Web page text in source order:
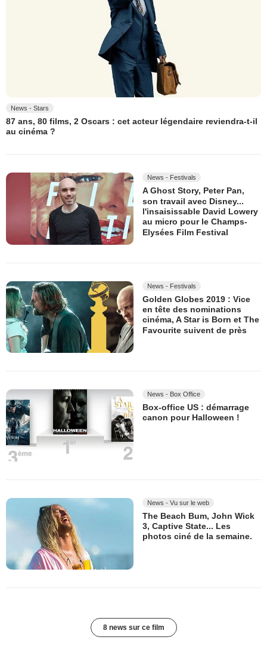
News - Stars
87 ans, 80 films, 2 Oscars : cet acteur légendaire reviendra-t-il
au cinéma ?
News - Festivals
A Ghost Story, Peter Pan,
son travail avec Disney...
l'insaisissable David Lowery
au micro pour le Champs-
Elysées Film Festival
News - Festivals
Golden Globes 2019 : Vice
en tête des nominations
cinéma, A Star is Born et The
Favourite suivent de près
News - Box Office
Box-office US : démarrage
canon pour Halloween !
News - Vu sur le web
The Beach Bum, John Wick
3, Captive State... Les
photos ciné de la semaine.
8 news sur ce film